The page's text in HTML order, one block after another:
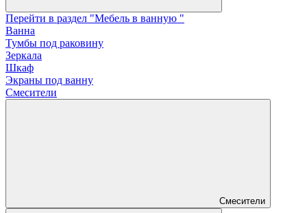
Перейти в раздел "Мебель в ванную "
Ванна
Тумбы под раковину
Зеркала
Шкаф
Экраны под ванну
Смесители
Смесители